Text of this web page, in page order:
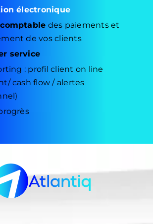
électronique
des paiements et
de vos clients
service
: profil client on line
cash flow / alertes